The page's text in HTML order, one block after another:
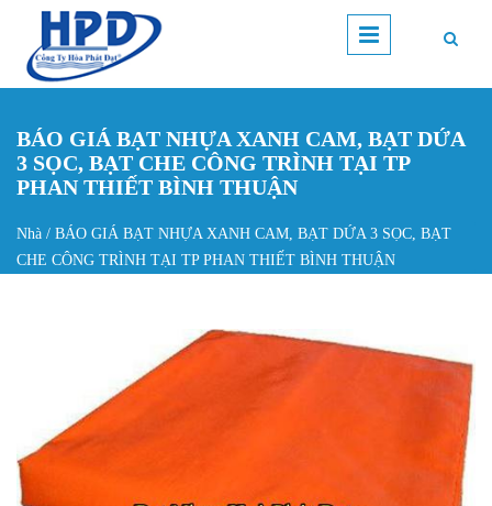
Nhảy đến nội dung
BÁO GIÁ BẠT NHỰA XANH CAM, BẠT DỨA
3 SỌC, BẠT CHE CÔNG TRÌNH TẠI TP
PHAN THIẾT BÌNH THUẬN
Bạn đang ở đây
Nhà / BÁO GIÁ BẠT NHỰA XANH CAM, BẠT DỨA 3 SỌC, BẠT
CHE CÔNG TRÌNH TẠI TP PHAN THIẾT BÌNH THUẬN